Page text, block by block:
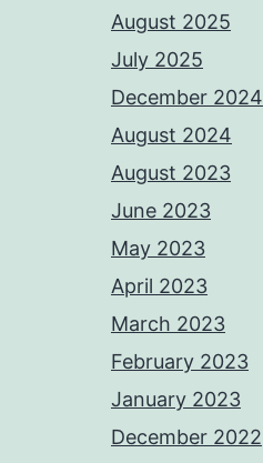
August 2025
July 2025
December 2024
August 2024
August 2023
June 2023
May 2023
April 2023
March 2023
February 2023
January 2023
December 2022